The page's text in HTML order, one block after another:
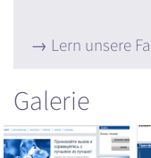
Lern unsere
Galerie